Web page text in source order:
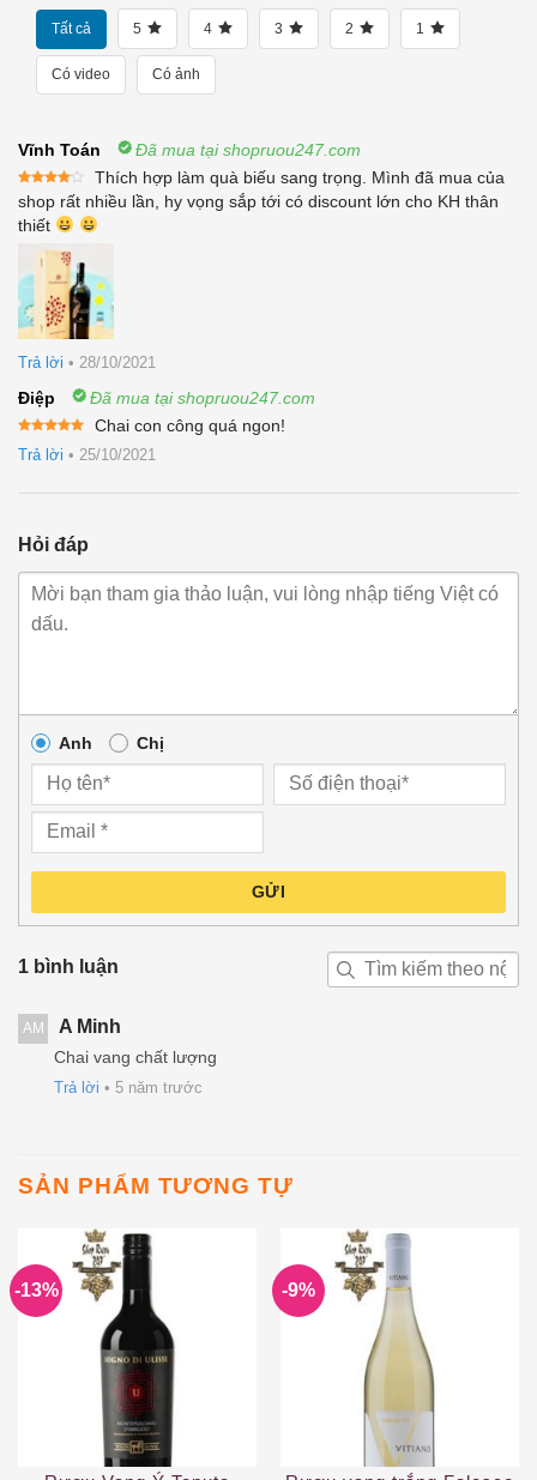
Tất cả 5 4 3 2 1
Có video Có ảnh
Vĩnh Toán Đã mua tại shopruou247.com
Được
xếp
hạng 4
Thích hợp làm quà biếu sang trọng. Mình đã mua của
shop rất nhiều lần, hy vọng sắp tới có discount lớn cho KH thân
thiết
Trả lời • 28/10/2021
Điệp Đã mua tại shopruou247.com
hạng55
Chai con công quá ngon!
Trả lời • 25/10/2021
Hỏi đáp
Anh Chị
GỬI
1 bình luận
AM A Minh
Chai vang chất lượng
Trả lời • 5 năm trước
SẢN PHẨM TƯƠNG TỰ
-13% -9%